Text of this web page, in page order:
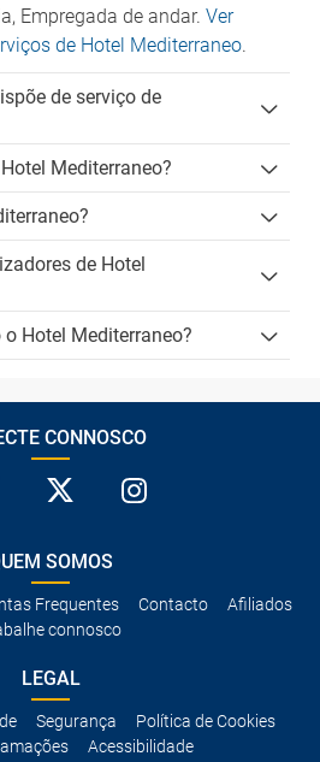
Empregada de andar. Ver
de Hotel Mediterraneo.
de serviço de
Mediterraneo?
de Hotel
Hotel Mediterraneo?
CONNOSCO
SOMOS
Frequentes Contacto
Afiliados
connosco
LEGAL
Segurança
Política de Cookies
Acessibilidade